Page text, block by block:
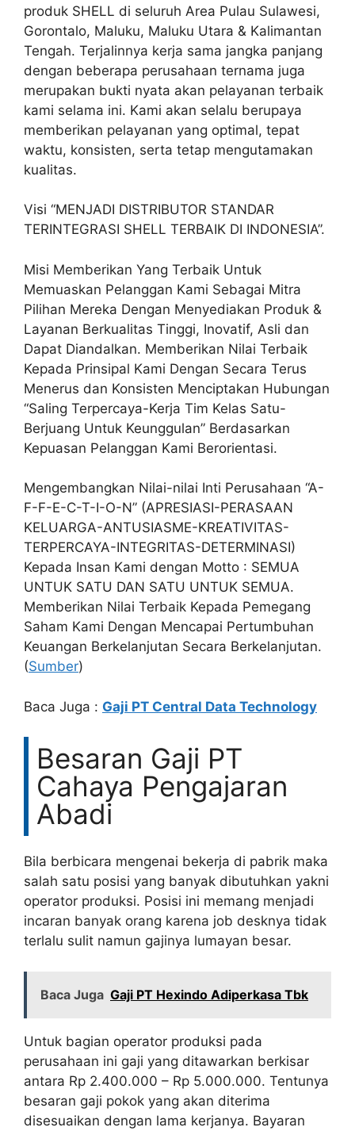
produk SHELL di seluruh Area Pulau Sulawesi,
Gorontalo, Maluku, Maluku Utara & Kalimantan
Tengah. Terjalinnya kerja sama jangka panjang
dengan beberapa perusahaan ternama juga
merupakan bukti nyata akan pelayanan terbaik
kami selama ini. Kami akan selalu berupaya
memberikan pelayanan yang optimal, tepat
waktu, konsisten, serta tetap mengutamakan
kualitas.
Visi “MENJADI DISTRIBUTOR STANDAR
TERINTEGRASI SHELL TERBAIK DI INDONESIA”.
Misi Memberikan Yang Terbaik Untuk
Memuaskan Pelanggan Kami Sebagai Mitra
Pilihan Mereka Dengan Menyediakan Produk &
Layanan Berkualitas Tinggi, Inovatif, Asli dan
Dapat Diandalkan. Memberikan Nilai Terbaik
Kepada Prinsipal Kami Dengan Secara Terus
Menerus dan Konsisten Menciptakan Hubungan
“Saling Terpercaya-Kerja Tim Kelas Satu-
Berjuang Untuk Keunggulan” Berdasarkan
Kepuasan Pelanggan Kami Berorientasi.
Mengembangkan Nilai-nilai Inti Perusahaan “A-
F-F-E-C-T-I-O-N” (APRESIASI-PERASAAN
KELUARGA-ANTUSIASME-KREATIVITAS-
TERPERCAYA-INTEGRITAS-DETERMINASI)
Kepada Insan Kami dengan Motto : SEMUA
UNTUK SATU DAN SATU UNTUK SEMUA.
Memberikan Nilai Terbaik Kepada Pemegang
Saham Kami Dengan Mencapai Pertumbuhan
Keuangan Berkelanjutan Secara Berkelanjutan.
(Sumber)
Baca Juga : Gaji PT Central Data Technology
Besaran Gaji PT
Cahaya Pengajaran
Abadi
Bila berbicara mengenai bekerja di pabrik maka
salah satu posisi yang banyak dibutuhkan yakni
operator produksi. Posisi ini memang menjadi
incaran banyak orang karena job desknya tidak
terlalu sulit namun gajinya lumayan besar.
Baca Juga Gaji PT Hexindo Adiperkasa Tbk
Untuk bagian operator produksi pada
perusahaan ini gaji yang ditawarkan berkisar
antara Rp 2.400.000 – Rp 5.000.000. Tentunya
besaran gaji pokok yang akan diterima
disesuaikan dengan lama kerjanya. Bayaran